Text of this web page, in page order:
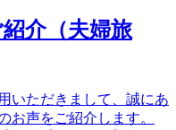
介（夫婦旅
いただきまして、誠にあ
お声をご紹介します。